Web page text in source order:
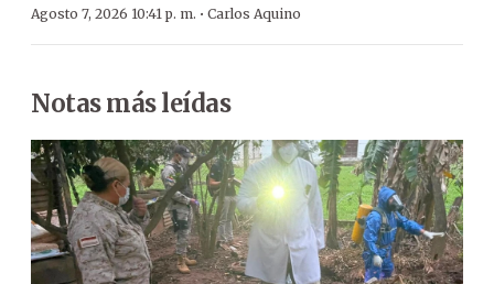
Agosto 7, 2026 10:41 p. m. · Carlos Aquino
Notas más leídas